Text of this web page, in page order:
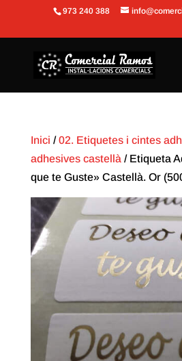
Obre la barra d'eines
973 240 388
Inici /02. Etiquetes i cintes
adhesives castellà / Etiqueta
que te Guste» Castellà. Or